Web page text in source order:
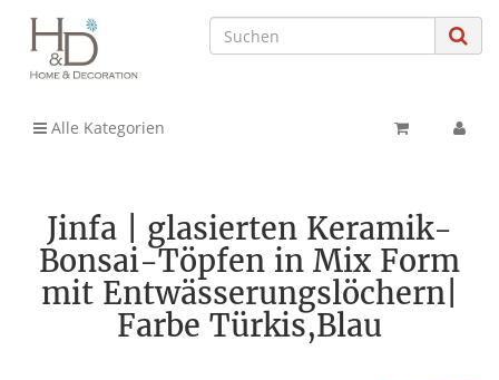
Alle Kategorien
Jinfa | glasierten Keramik-
Bonsai-Töpfen in Mix Form
mit Entwässerungslöchern|
Farbe Türkis,Blau